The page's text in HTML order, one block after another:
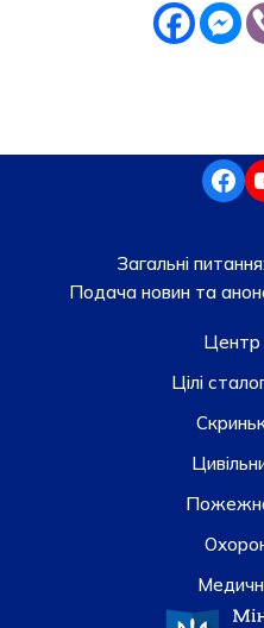
Загальні
Подача новин та
Центр
Цілі